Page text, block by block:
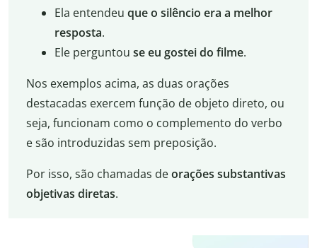
Ela entendeu que o silêncio era a melhor
resposta.
Ele perguntou se eu gostei do filme.
Nos exemplos acima, as duas orações
destacadas exercem função de objeto direto, ou
seja, funcionam como o complemento do verbo
e são introduzidas sem preposição.
Por isso, são chamadas deorações substantivas
objetivas diretas.